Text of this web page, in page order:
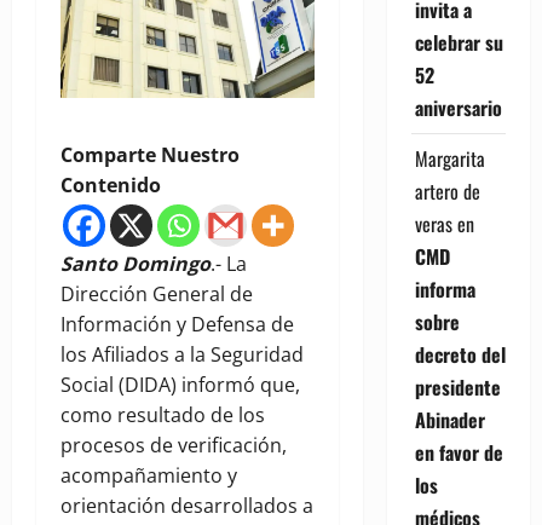
Comparte Nuestro
Contenido
Santo Domingo.- La
Dirección General de
Información y Defensa de
los Afiliados a la Seguridad
Social (DIDA) informó que,
como resultado de los
procesos de verificación,
acompañamiento y
orientación desarrollados a
invita a
celebrar su
52
aniversario
Margarita
artero de
verasen
CMD
informa
sobre
decreto del
presidente
Abinader
en favor de
los
médicos